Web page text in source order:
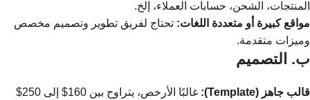
المنتجات، الشحن، حسابات العملاء، إلخ.
مواقع كبيرة أو متعددة اللغات: تحتاج لفريق تطوير وتصميم مخصص
وميزات متقدمة.
ب. التصميم
قالب جاهز (Template):
غالبًا الأرخص، يتراوح بين 160$ إلى 250$